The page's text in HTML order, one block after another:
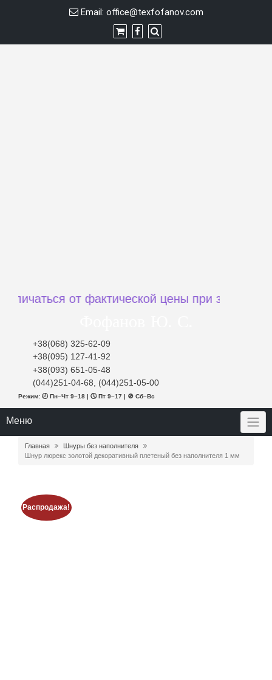
Email: office@texfofanov.com
от фактической цены при заказе
+38(068) 325-62-09
+38(095) 127-41-92
+38(093) 651-05-48
(044)251-04-68, (044)251-05-00
Режим: 🕘 Пн–Чт 9–18 | 🕔 Пт 9–17 | 🚫 Сб–Вс
Меню
Главная
Шнуры без наполнителя
Шнур люрекс золотой декоративный плетеный без наполнителя 1 мм
Распродажа!